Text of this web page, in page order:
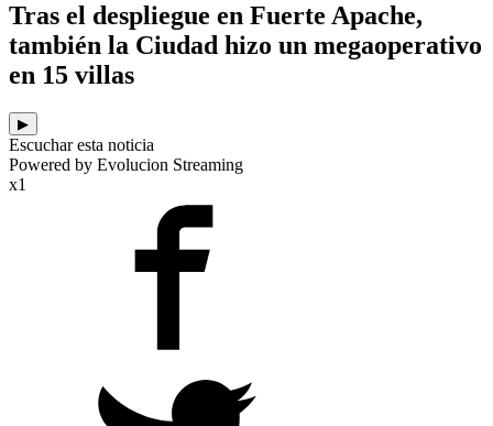
Tras el despliegue en Fuerte Apache,
también la Ciudad hizo un megaoperativo
en 15 villas
▶
Escuchar esta noticia
Powered by Evolucion Streaming
x1